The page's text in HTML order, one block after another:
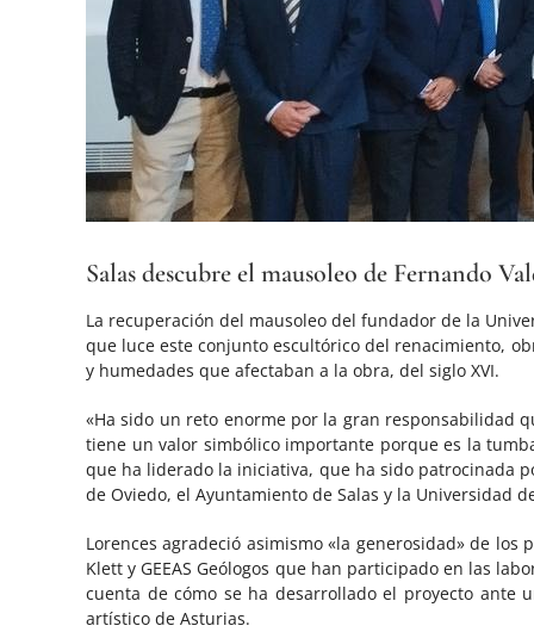
Salas descubre el mausoleo de Fernando
La recuperación del mausoleo del fundador de la
que luce este conjunto escultórico del renacimiento,
y humedades que afectaban a la obra, del siglo XVI.
«Ha sido un reto enorme por la gran responsabilidad
tiene un valor simbólico importante porque es la
que ha liderado la iniciativa, que ha sido patrocinada
de Oviedo, el Ayuntamiento de Salas y la Universidad
Lorences agradeció asimismo «la generosidad» de
Klett y GEEAS Geólogos que han participado en las
cuenta de cómo se ha desarrollado el proyecto
artístico de Asturias.